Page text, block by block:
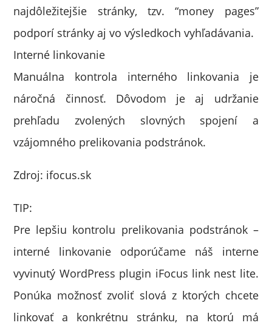
najdôležitejšie stránky, tzv. “money pages”
podporí stránky aj vo výsledkoch vyhľadávania.
Interné linkovanie
Manuálna kontrola interného linkovania je
náročná činnosť. Dôvodom je aj udržanie
prehľadu zvolených slovných spojení a
vzájomného prelikovania podstránok.
Zdroj: ifocus.sk
TIP:
Pre lepšiu kontrolu prelikovania podstránok –
interné linkovanie odporúčame náš interne
vyvinutý WordPress plugin iFocus link nest lite.
Ponúka možnosť zvoliť slová z ktorých chcete
linkovať a konkrétnu stránku, na ktorú má